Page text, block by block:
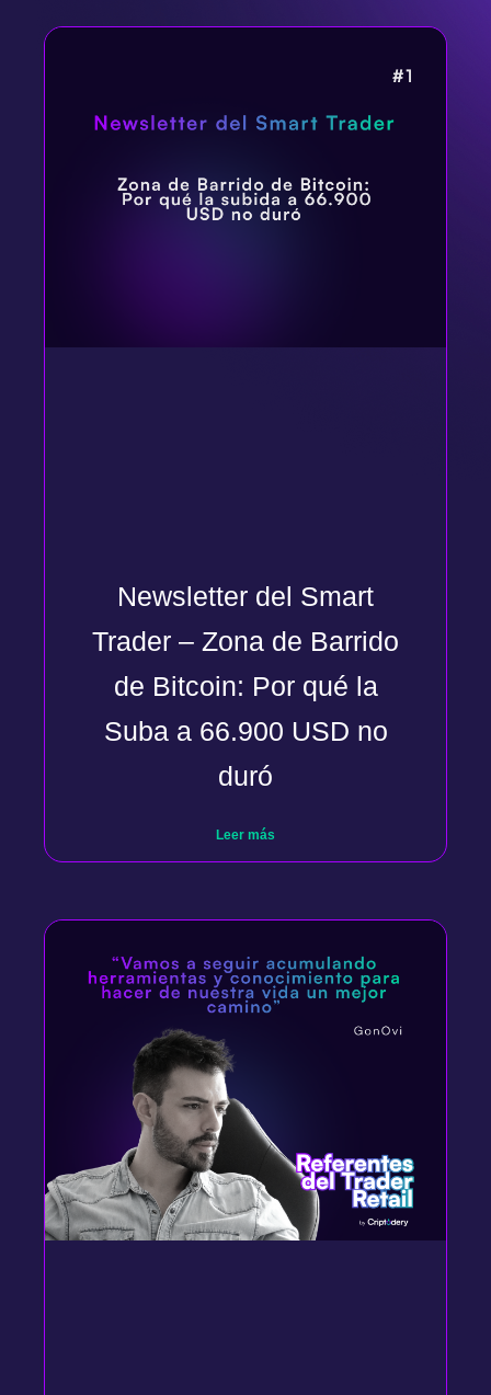
Newsletter del Smart
Trader – Zona de Barrido
de Bitcoin: Por qué la
Suba a 66.900 USD no
duró
Leer más